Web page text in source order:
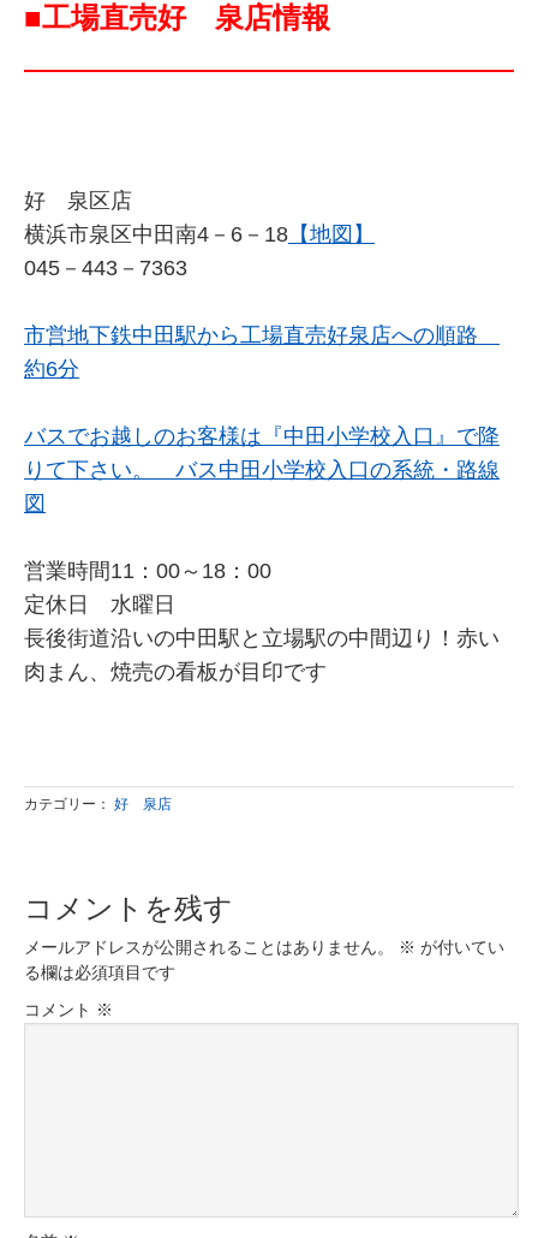
■工場直売好 泉店情報
好 泉区店
横浜市泉区中田南4－6－18 【地図】
045－443－7363
市営地下鉄中田駅から工場直売好泉店への順路
約6分
バスでお越しのお客様は『中田小学校入口』で降
りて下さい。 バス中田小学校入口の系統・路線
図
営業時間11：00～18：00
定休日 水曜日
長後街道沿いの中田駅と立場駅の中間辺り！赤い
肉まん、焼売の看板が目印です
カテゴリー： 好 泉店
コメントを残す
メールアドレスが公開されることはありません。 ※ が付いてい
る欄は必須項目です
コメント ※